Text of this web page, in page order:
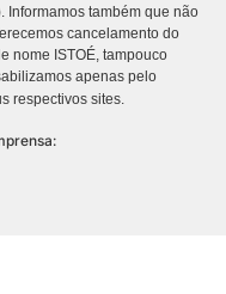
Informamos também que não
cancelamento do
nome ISTOÉ, tampouco
apenas pelo
respectivos sites.